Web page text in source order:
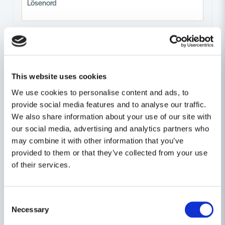
This website uses cookies
We use cookies to personalise content and ads, to
provide social media features and to analyse our traffic.
We also share information about your use of our site with
our social media, advertising and analytics partners who
may combine it with other information that you’ve
provided to them or that they’ve collected from your use
of their services.
Selection
Necessary
Lösenord
frontend.form.password_confirmation
Registrera